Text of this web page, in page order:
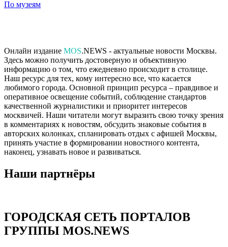
По музеям
Онлайн издание MOS.NEWS - актуальные новости Москвы.
Здесь можно получить достоверную и объективную
информацию о том, что ежедневно происходит в столице.
Наш ресурс для тех, кому интересно все, что касается
любимого города. Основной принцип ресурса – правдивое и
оперативное освещение событий, соблюдение стандартов
качественной журналистики и приоритет интересов
москвичей. Наши читатели могут выразить свою точку зрения
в комментариях к новостям, обсудить знаковые события в
авторских колонках, спланировать отдых с афишей Москвы,
принять участие в формировании новостного контента,
наконец, узнавать новое и развиваться.
Наши партнёры
ГОРОДСКАЯ СЕТЬ ПОРТАЛОВ
ГРУППЫ MOS.NEWS